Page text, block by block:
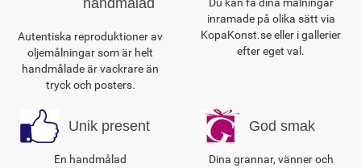
handmålad
Autentiska reproduktioner av
oljemålningar som är helt
handmålade är vackrare än
tryck och posters.
Du kan få dina målningar
inramade på olika sätt via
KopaKonst.se eller i gallerier
efter eget val.
Unik present
En handmålad
God smak
Dina grannar, vänner och